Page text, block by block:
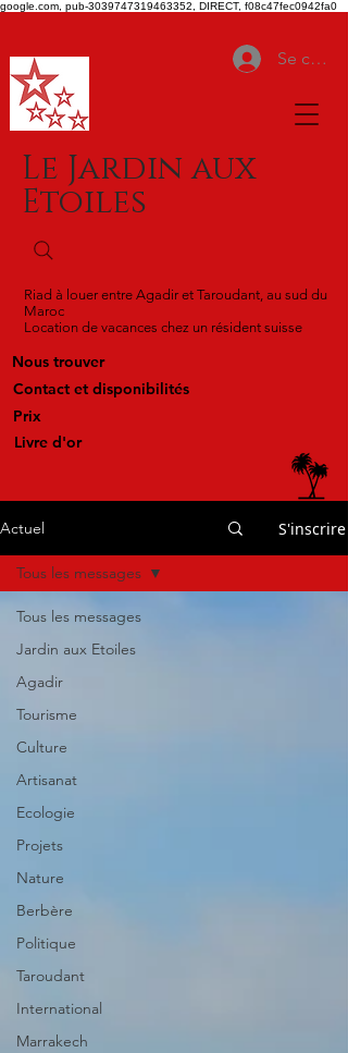
google.com, pub-3039747319463352, DIRECT, f08c47fec0942fa0
Se
Le Jardin aux
Etoiles
Riad à louer entre Agadir et Taroudant, au sud du
Maroc
Location de vacances chez un résident suisse
Nous trouver
Contact et disponibilités
Prix
Livre d'or
Actuel S'inscrire
Tous les messages
Jardin aux Etoiles
Agadir
Tourisme
Culture
Artisanat
Ecologie
Projets
Nature
Berbère
Politique
Taroudant
International
Marrakech
Tous les messages